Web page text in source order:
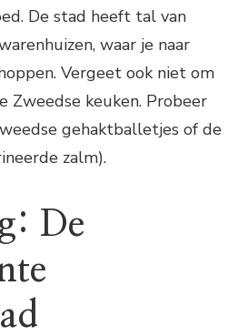
De stad heeft tal van
waar je naar
Vergeet ook niet om
Zweedse keuken. Probeer
gehaktballetjes of de
zalm).
De